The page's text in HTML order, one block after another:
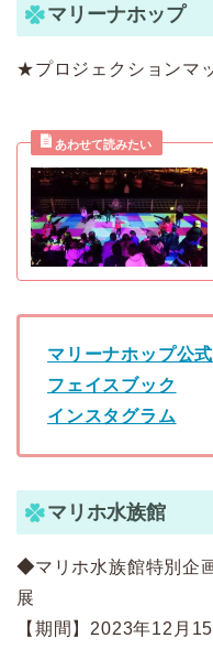
マリーナホップ
★プロジェクションマ
マリーナホップ公
フェイスブック
インスタグラム
マリホ水族館
◆マリホ水族館特別
展
【期間】2023年12月